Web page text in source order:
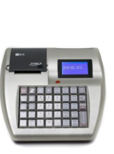
Πρόσθήκη
στην λίστα
επιθυμιών